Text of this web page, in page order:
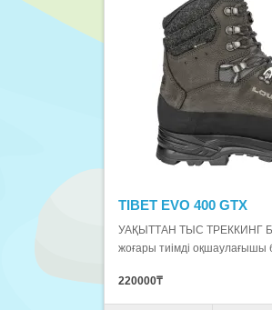
TIBET EVO 400 GTX
УАҚЫТТАН ТЫС ТРЕККИНГ
жоғары тиімді оқшаулағышы
220000₸